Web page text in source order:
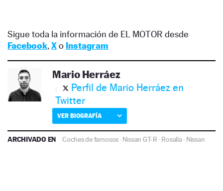
Sigue toda la información de EL MOTOR desde
Facebook, Xo Instagram
Mario Herráez
Perfil de Mario Herráez en
Twitter
VER BIOGRAFÍA
ARCHIVADO EN Coches de famosos ·Nissan GT-R ·Rosalía· Nissan